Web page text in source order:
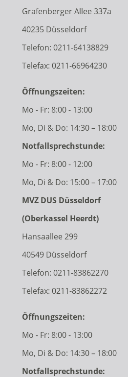
Grafenberger Allee 337a
40235 Düsseldorf
Telefon: 0211-64138829
Telefax: 0211-66964230
Öffnungszeiten:
Mo - Fr: 8:00 - 13:00
Mo, Di & Do: 14:30 – 18:00
Notfallsprechstunde:
Mo - Fr: 8:00 - 12:00
Mo, Di & Do: 15:00 – 17:00
MVZ DUS Düsseldorf
(Oberkassel Heerdt)
Hansaallee 299
40549 Düsseldorf
Telefon: 0211-83862270
Telefax: 0211-83862272
Öffnungszeiten:
Mo - Fr: 8:00 - 13:00
Mo, Di & Do: 14:30 – 18:00
Notfallsprechstunde: